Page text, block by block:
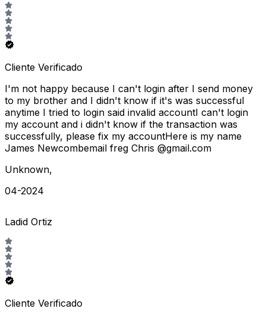
Cliente Verificado
I'm not happy because I can't login after I send money
to my brother and I didn't know if it's was successful
anytime I tried to login said invalid accountI can't login
my account and i didn't know if the transaction was
successfully, please fix my accountHere is my name
James Newcombemail freg Chris @gmail.com
Unknown,
04-2024
Ladid Ortiz
Cliente Verificado